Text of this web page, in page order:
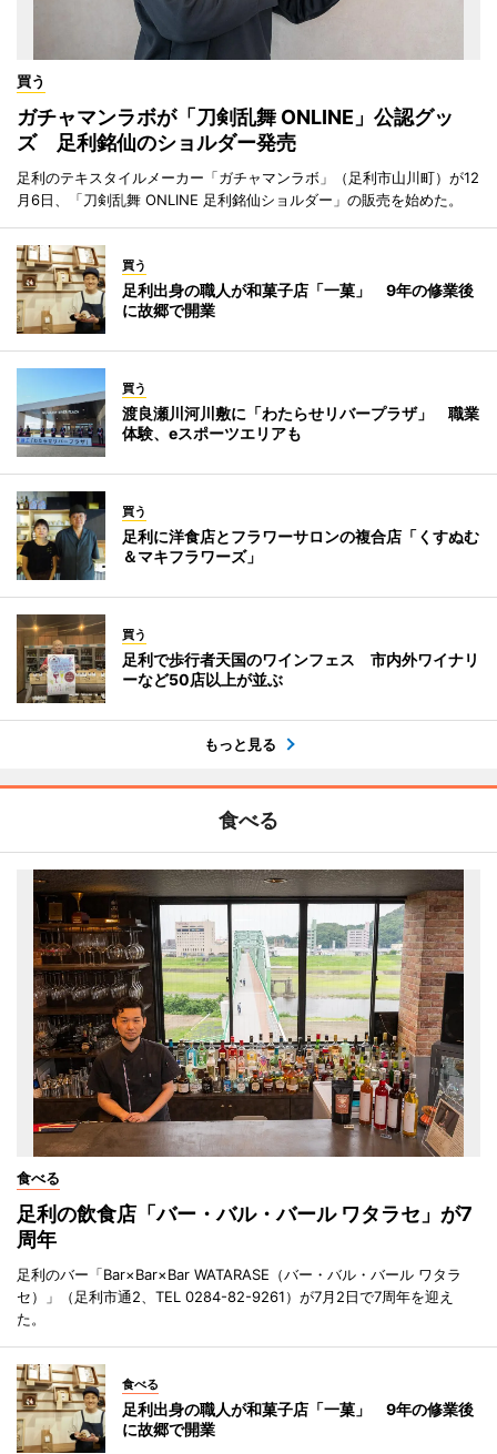
買う
ガチャマンラボが「刀剣乱舞 ONLINE」公認グッ
ズ 足利銘仙のショルダー発売
足利のテキスタイルメーカー「ガチャマンラボ」（足利市山川町）が12
月6日、「刀剣乱舞 ONLINE 足利銘仙ショルダー」の販売を始めた。
買う
足利出身の職人が和菓子店「一菓」 9年の修業後
に故郷で開業
買う
渡良瀬川河川敷に「わたらせリバープラザ」 職業
体験、eスポーツエリアも
買う
足利に洋食店とフラワーサロンの複合店「くすぬむ
＆マキフラワーズ」
買う
足利で歩行者天国のワインフェス 市内外ワイナリ
ーなど50店以上が並ぶ
もっと見る
食べる
食べる
足利の飲食店「バー・バル・バール ワタラセ」が7
周年
足利のバー「Bar×Bar×Bar WATARASE（バー・バル・バール ワタラ
セ）」（足利市通2、TEL 0284-82-9261）が7月2日で7周年を迎え
た。
食べる
足利出身の職人が和菓子店「一菓」 9年の修業後
に故郷で開業